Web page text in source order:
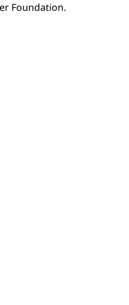
Foundation.